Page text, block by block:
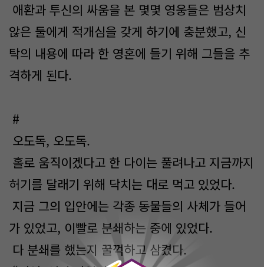
애환과 투신의 싸움을 본 몇몇 영웅들은 범상치
않은 둘에게 적개심을 갖게 하기에 충분했고, 신
탁의 내용에 따라 한 영혼에 들기 위해 그들을 추
격하게 된다.
#
오도독, 오도독.
홀로 움직이겠다고 한 다이는 풀려나고 지금까지
허기를 달래기 위해 닥치는 대로 먹고 있었다.
지금 그의 입안에는 각종 동물들의 사체가 들어
가 있었고, 이빨로 분쇄하는 중에 있었다.
다 분쇄를 했는지 꿀꺽하고 삼켰다.
0